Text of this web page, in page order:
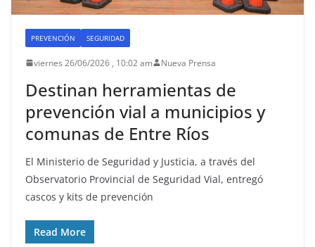
PREVENCIÓN SEGURIDAD
viernes 26/06/2026 , 10:02 am Nueva Prensa
Destinan herramientas de
prevención vial a municipios y
comunas de Entre Ríos
El Ministerio de Seguridad y Justicia, a través del
Observatorio Provincial de Seguridad Vial, entregó
cascos y kits de prevención
Read More